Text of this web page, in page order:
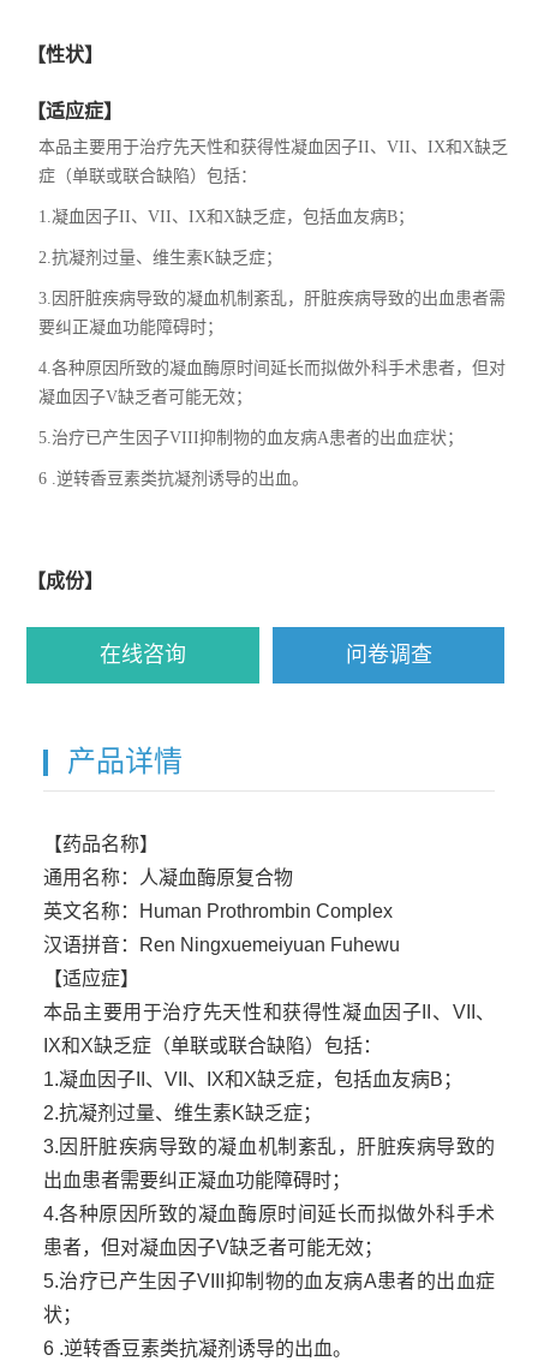
【性状】
【适应症】
本品主要用于治疗先天性和获得性凝血因子II、VII、IX和X缺乏
症（单联或联合缺陷）包括：
1.凝血因子II、VII、IX和X缺乏症，包括血友病B；
2.抗凝剂过量、维生素K缺乏症；
3.因肝脏疾病导致的凝血机制紊乱，肝脏疾病导致的出血患者需
要纠正凝血功能障碍时；
4.各种原因所致的凝血酶原时间延长而拟做外科手术患者，但对
凝血因子V缺乏者可能无效；
5.治疗已产生因子VIII抑制物的血友病A患者的出血症状；
6 .逆转香豆素类抗凝剂诱导的出血。
【成份】
在线咨询 问卷调查
产品详情
【药品名称】
通用名称：人凝血酶原复合物
英文名称：Human Prothrombin Complex
汉语拼音：Ren Ningxuemeiyuan Fuhewu
【适应症】
本品主要用于治疗先天性和获得性凝血因子II、VII、
IX和X缺乏症（单联或联合缺陷）包括：
1.凝血因子II、VII、IX和X缺乏症，包括血友病B；
2.抗凝剂过量、维生素K缺乏症；
3.因肝脏疾病导致的凝血机制紊乱，肝脏疾病导致的
出血患者需要纠正凝血功能障碍时；
4.各种原因所致的凝血酶原时间延长而拟做外科手术
患者，但对凝血因子V缺乏者可能无效；
5.治疗已产生因子VIII抑制物的血友病A患者的出血症
状；
6 .逆转香豆素类抗凝剂诱导的出血。